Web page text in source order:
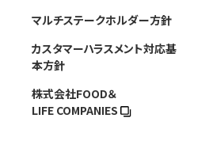
マルチステークホルダー方針
カスタマーハラスメント対応基
本方針
株式会社FOOD＆
LIFE COMPANIES